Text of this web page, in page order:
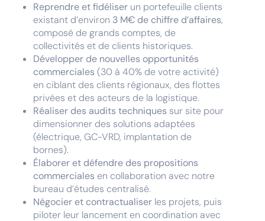
Reprendre et fidéliser un portefeuille clients
existant d’environ 3 M€ de chiffre d’affaires,
composé de grands comptes, de
collectivités et de clients historiques.
Développer de nouvelles opportunités
commerciales (30 à 40% de votre activité)
en ciblant des clients régionaux, des flottes
privées et des acteurs de la logistique.
Réaliser des audits techniques sur site pour
dimensionner des solutions adaptées
(électrique, GC-VRD, implantation de
bornes).
Élaborer et défendre des propositions
commerciales en collaboration avec notre
bureau d’études centralisé.
Négocier et contractualiser les projets, puis
piloter leur lancement en coordination avec